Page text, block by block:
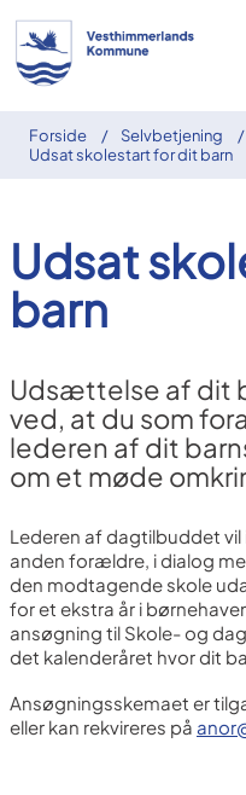
Forside Selvbetjening
Udsat skolestart for dit barn
Udsat
barn
Udsættelse af dit
ved, at du som
lederen af dit
om et møde
Lederen af dagtilbuddet
anden forældre, i dialog
den modtagende skole
for et ekstra år i
ansøgning til Skole- og
det kalenderåret hvor dit
Ansøgningsskemaet er
eller kan rekvireres på